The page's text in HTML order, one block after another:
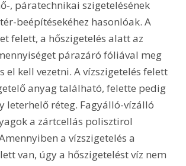
beépítésekéhez hasonlóak. A
felett, a hőszigetelés alatt az
párazáró fóliával meg
el kell vezetni. A vízszigetelés felett
anyag található, felette pedig
leterhelő réteg. Fagyálló-vízálló
a zártcellás polisztirol
a vízszigetelés a
van, úgy a hőszigetelést víz nem